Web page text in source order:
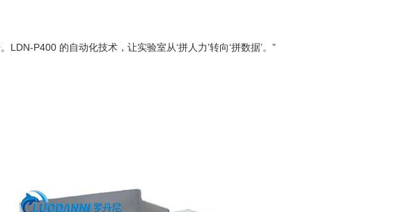
P400 的自动化技术，让实验室从‘拼人力’转向‘拼数据’。”